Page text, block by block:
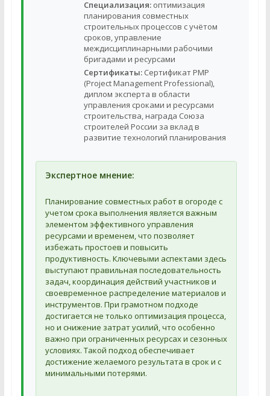
Специализация:оптимизация
планирования совместных
строительных процессов с учётом
сроков, управление
междисциплинарными рабочими
бригадами и ресурсами
Сертификаты:Сертификат PMP
(Project Management Professional),
диплом эксперта в области
управления сроками и ресурсами
строительства, награда Союза
строителей России за вклад в
развитие технологий планирования
Экспертное мнение:
Планирование совместных работ в огороде с
учетом срока выполнения является важным
элементом эффективного управления
ресурсами и временем, что позволяет
избежать простоев и повысить
продуктивность. Ключевыми аспектами здесь
выступают правильная последовательность
задач, координация действий участников и
своевременное распределение материалов и
инструментов. При грамотном подходе
достигается не только оптимизация процесса,
но и снижение затрат усилий, что особенно
важно при ограниченных ресурсах и сезонных
условиях. Такой подход обеспечивает
достижение желаемого результата в срок и с
минимальными потерями.